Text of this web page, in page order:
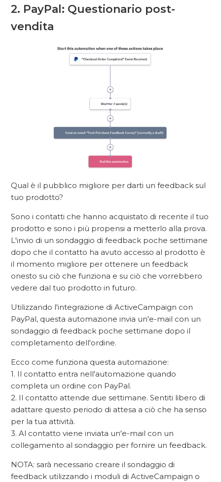
2. PayPal: Questionario post-
vendita
Qual è il pubblico migliore per darti un feedback sul
tuo prodotto?
Sono i contatti che hanno acquistato di recente il tuo
prodotto e sono i più propensi a metterlo alla prova.
L'invio di un sondaggio di feedback poche settimane
dopo che il contatto ha avuto accesso al prodotto è
il momento migliore per ottenere un feedback
onesto su ciò che funziona e su ciò che vorrebbero
vedere dal tuo prodotto in futuro.
Utilizzando l'integrazione di ActiveCampaign con
PayPal, questa automazione invia un'e-mail con un
sondaggio di feedback poche settimane dopo il
completamento dell'ordine.
Ecco come funziona questa automazione:
1. Il contatto entra nell'automazione quando
completa un ordine con PayPal.
2. Il contatto attende due settimane. Sentiti libero di
adattare questo periodo di attesa a ciò che ha senso
per la tua attività.
3. Al contatto viene inviata un'e-mail con un
collegamento al sondaggio per fornire un feedback.
NOTA: sarà necessario creare il sondaggio di
feedback utilizzando i moduli di ActiveCampaign o